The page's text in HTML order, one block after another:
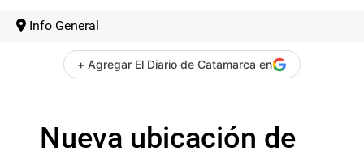
Info General
+ Agregar El Diario de Catamarca en
Nueva ubicación de